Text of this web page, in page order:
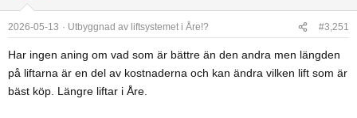
i
o
n
s
:
2026-05-13 Utbyggnad av liftsystemet i Åre!? #3,251
Har ingen aning om vad som är bättre än den andra men längden
på liftarna är en del av kostnaderna och kan ändra vilken lift som är
bäst köp. Längre liftar i Åre.